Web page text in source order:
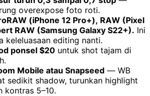
overexpose foto roti.
(iPhone 12 Pro+), RAW (Pixel
RAW (Samsung Galaxy S22+). Ini
keleluasaan editing nanti.
ponsel $20 untuk shot tajam di
Mobile atau Snapseed — WB
sedikit shadow, turunkan highlight
kontras 5–10.